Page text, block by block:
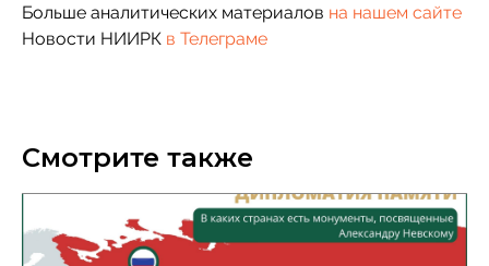
Больше аналитических материалов на нашем сайте
Новости НИИРК в Телеграме
Смотрите также